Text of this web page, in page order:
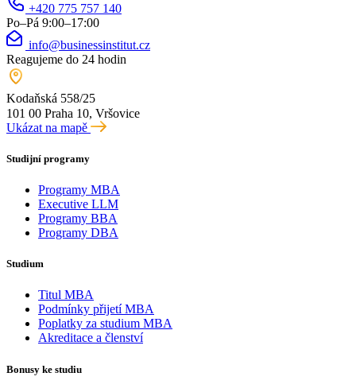
+420 775 757 140
Po–Pá 9:00–17:00
info@businessinstitut.cz
Reagujeme do 24 hodin
Kodaňská 558/25
101 00 Praha 10, Vršovice
Ukázat na mapě
Studijní programy
Programy MBA
Executive LLM
Programy BBA
Programy DBA
Studium
Titul MBA
Podmínky přijetí MBA
Poplatky za studium MBA
Akreditace a členství
Bonusy ke studiu